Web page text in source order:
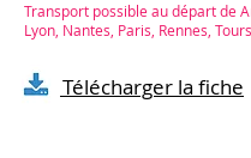
Transport possible au départ de
Lyon, Nantes, Paris, Rennes,
Télécharger la fiche